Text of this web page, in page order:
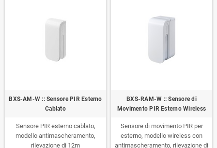
BXS-AM-W :: Sensore PIR Esterno
Cablato
Sensore PIR esterno cablato,
modello antimascheramento,
rilevazione di 12m
BXS-RAM-W :: Sensore di
Movimento PIR Esterno Wireless
Sensore di movimento PIR per
esterno, modello wireless con
antimascheramento, rilevazione di